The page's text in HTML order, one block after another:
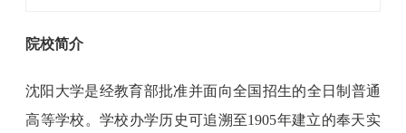
院校简介
沈阳大学是经教育部批准并面向全国招生的全日制普通
高等学校。学校办学历史可追溯至1905年建立的奉天实